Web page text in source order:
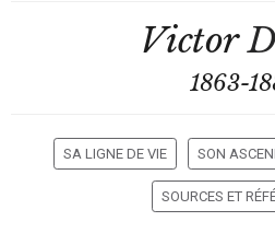
Victor
1863-
SA LIGNE DE VIE SON
SOURCES ET